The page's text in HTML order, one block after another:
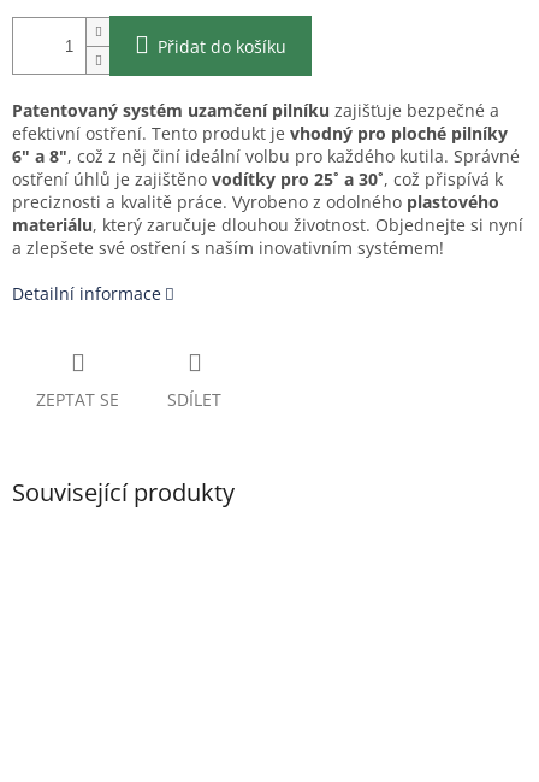
Přidat do košíku
Patentovaný systém uzamčení pilníku zajišťuje bezpečné a
efektivní ostření. Tento produkt je vhodný pro ploché pilníky
6" a 8", což z něj činí ideální volbu pro každého kutila. Správné
ostření úhlů je zajištěno vodítky pro 25˚ a 30˚, což přispívá k
preciznosti a kvalitě práce. Vyrobeno z odolného plastového
materiálu, který zaručuje dlouhou životnost. Objednejte si nyní
a zlepšete své ostření s naším inovativním systémem!
Detailní informace
ZEPTAT SE SDÍLET
Související produkty